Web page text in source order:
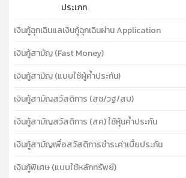
ประเภท
เงินกู้ฉุกเฉินแลเงินกู้ฉุกเฉินผ่าน Application
เงินกู้สามัญ (Fast Money)
เงินกู้สามัญ (แบบใช้ผู้ค้ำประกัน)
เงินกู้สามัญสวัสดิการ (สช/วฐ/สบ)
เงินกู้สามัญสวัสดิการ (สค) ใช้หุ้นค้ำประกัน
เงินกู้สามัญเพื่อสวัสดิการชำระค่าเบี้ยประกัน
เงินกู้พิเศษ (แบบใช้หลักทรัพย์)